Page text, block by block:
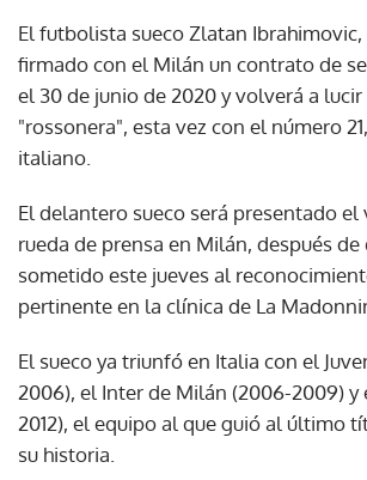
El futbolista sueco Zlatan Ibrahimovic,
firmado con el Milán un contrato de
el 30 de junio de 2020 y volverá a
"rossonera", esta vez con el número
italiano.
El delantero sueco será presentado el
rueda de prensa en Milán, después de
sometido este jueves al
pertinente en la clínica de La
El sueco ya triunfó en Italia con el
2006), el Inter de Milán (2006-2009) y
2012), el equipo al que guió al último
su historia.